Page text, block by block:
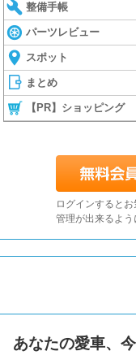
整備手帳
パーツレビュー
スポット
まとめ
【PR】ショッピング
ログインすると
管理が出来るよう
あなたの愛車、